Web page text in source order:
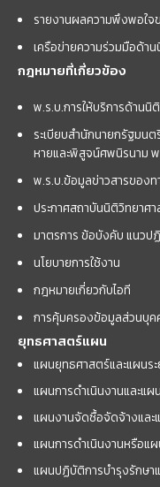
รายงานผลความพึงพอใจ
เครือข่ายความร่วมมือด้า
กฎหมายที่เกี่ยวข้อง
พ.ร.บ.การให้บริการด้าน
ระเบียบสำนักนายกรัฐมน
หายและพิสูจน์ศพนิรนาม
พ.ร.บ.ข้อมูลข่าวสารของท
ประกาศสถาบันนิติวิทยาศ
มาตรการ ข้อบังคับ แนวป
นโยบายการใช้งาน
กฎหมายเกี่ยวกับไอที
การคุ้มครองข้อมูลส่วนบุค
ยุทธศาสตร์แผน
แผนยุทธศาสตร์และแผนระ
แผนการดำเนินงานและแ
แผนงานจัดซื้อจัดจ้างแล
แผนการดำเนินงานหรือแ
แผนปฏิบัติการบำรุงรักษา